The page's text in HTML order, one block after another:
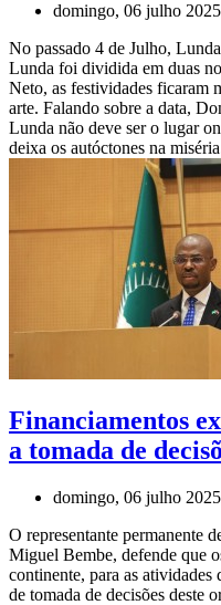
domingo, 06 julho
No passado 4 de Julho,
Lunda foi dividida em duas
Neto, as festividades ficaram
arte. Falando sobre a data,
Lunda não deve ser o lugar
deixa os autóctones na
Financiamentos
a tomada de
domingo, 06 julho
O representante permanente
Miguel Bembe, defende que
continente, para as
de tomada de decisões deste